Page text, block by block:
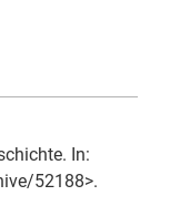
In:
52188>.